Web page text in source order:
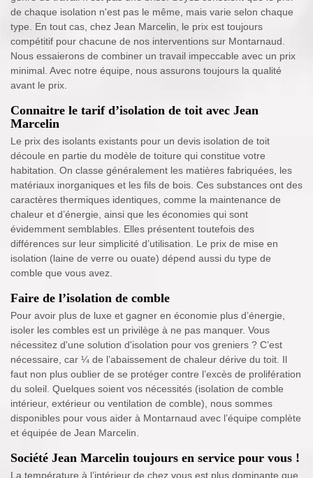
de chaque isolation n'est pas le même, mais varie selon chaque
type. En tout cas, chez Jean Marcelin, le prix est toujours
compétitif pour chacune de nos interventions sur Montarnaud.
Nous essaierons de combiner un travail impeccable avec un prix
minimal. Avec notre équipe, nous assurons toujours la qualité
avant le prix.
Connaitre le tarif d’isolation de toit avec Jean
Marcelin
Le prix des isolants existants pour un devis isolation de toit
découle en partie du modèle de toiture qui constitue votre
habitation. On classe généralement les matières fabriquées, les
matériaux inorganiques et les fils de bois. Ces substances ont des
caractères thermiques identiques, comme la maintenance de
chaleur et d’énergie, ainsi que les économies qui sont
évidemment semblables. Elles présentent toutefois des
différences sur leur simplicité d’utilisation. Le prix de mise en
isolation (laine de verre ou ouate) dépend aussi du type de
comble que vous avez.
Faire de l’isolation de comble
Pour avoir plus de luxe et gagner en économie plus d’énergie,
isoler les combles est un privilège à ne pas manquer. Vous
nécessitez d'une solution d'isolation pour vos greniers ? C’est
nécessaire, car ¼ de l’abaissement de chaleur dérive du toit. Il
faut non plus oublier de se protéger contre l’excès de prolifération
du soleil. Quelques soient vos nécessités (isolation de comble
intérieur, extérieur ou ventilation de comble), nous sommes
disponibles pour vous aider à Montarnaud avec l’équipe complète
et équipée de Jean Marcelin.
Société Jean Marcelin toujours en service pour vous !
La température à l’intérieur de chez vous est plus dominante que